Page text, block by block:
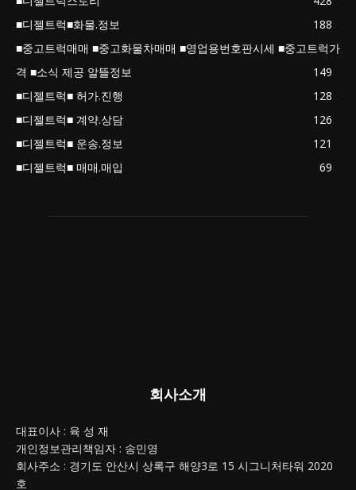
■디젤트럭■화물.정보
188
■중고트럭매매 ■중고화물차매매 ■영업용번호판시세 ■중고트럭가
격 ■소식 제공 알뜰정보
149
■디젤트럭■ 허가.진행
128
■디젤트럭■ 계약.상담
126
■디젤트럭■ 운송.정보
121
■디젤트럭■ 매매.매입
69
회사소개
대표이사 : 육 성 재
개인정보관리책임자 : 송민영
회사주소 : 경기도 안산시 상록구 해양3로 15 시그니처타워 2020
호